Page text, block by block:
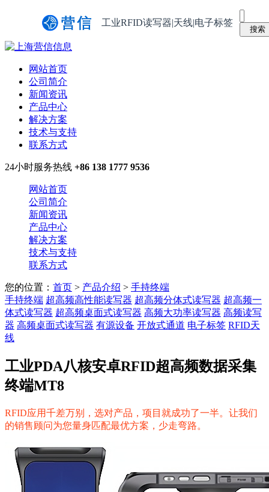
工业RFID读写器|天线|电子标签
网站首页
公司简介
新闻资讯
产品中心
解决方案
技术与支持
联系方式
24小时服务热线 +86 138 1777 9536
网站首页
公司简介
新闻资讯
产品中心
解决方案
技术与支持
联系方式
您的位置： 首页 > 产品介绍 > 手持终端
手持终端 超高频高性能读写器 超高频分体式读写器 超高频一
体式读写器 超高频桌面式读写器 高频大功率读写器 高频读写
器 高频桌面式读写器 有源设备 开放式通道 电子标签 RFID天
线
工业PDA八核安卓RFID超高频数据采集
终端MT8
RFID应用千差万别，选对产品，项目就成功了一半。让我们
的销售顾问为您量身匹配最优方案，少走弯路。